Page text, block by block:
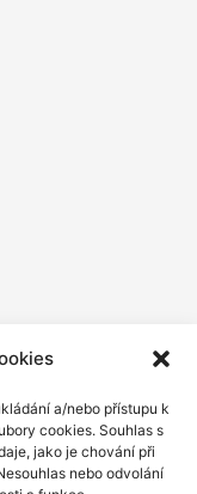
a/nebo přístupu k
cookies. Souhlas s
jako je chování při
nebo odvolání